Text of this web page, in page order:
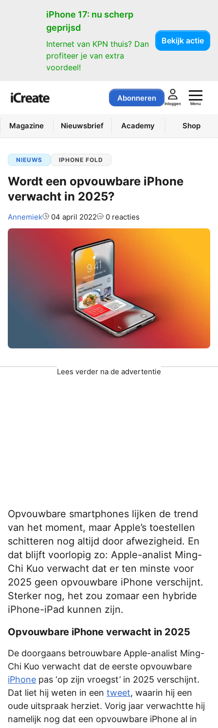
iPhone 17: nu scherp
geprijsd
Internet van KPN thuis? Dan
profiteer je van extra
voordeel!
Bekijk actie
Abonneren
Inloggen Menu
Magazine Nieuwsbrief Academy Shop
NIEUWS IPHONE FOLD
Wordt een opvouwbare iPhone
verwacht in 2025?
Auteur:
Annemiek 04 april 2022 0 reacties
Lees verder na de advertentie
Opvouwbare smartphones lijken de trend
van het moment, maar Apple’s toestellen
schitteren nog altijd door afwezigheid. En
dat blijft voorlopig zo: Apple-analist Ming-
Chi Kuo verwacht dat er ten minste voor
2025 geen opvouwbare iPhone verschijnt.
Sterker nog, het zou zomaar een hybride
iPhone-iPad kunnen zijn.
Opvouwbare iPhone verwacht in 2025
De doorgaans betrouwbare Apple-analist Ming-
Chi Kuo verwacht dat de eerste opvouwbare
iPhone pas ‘op zijn vroegst’ in 2025 verschijnt.
Dat liet hij weten in een tweet, waarin hij een
oude uitspraak herziet. Vorig jaar verwachtte hij
namelijk nog dat een opvouwbare iPhone al in